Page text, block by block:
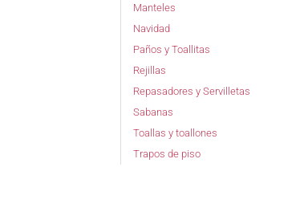
Manteles
Navidad
Paños y Toallitas
Rejillas
Repasadores y Servilletas
Sabanas
Toallas y toallones
Trapos de piso